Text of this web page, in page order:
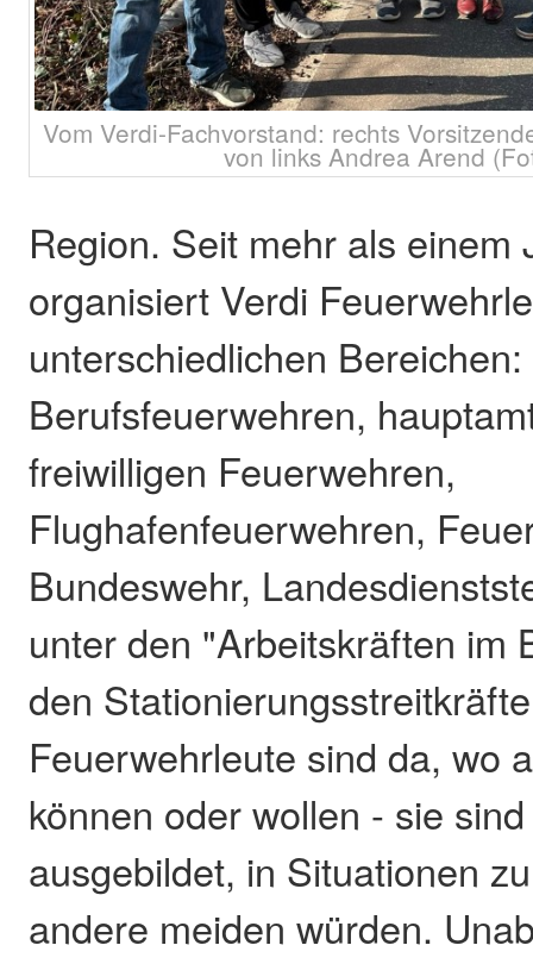
Vom Verdi-Fachvorstand: rechts
von links Andrea Arend
Region. Seit mehr als einem
organisiert Verdi
unterschiedlichen Bereichen:
Berufsfeuerwehren,
freiwilligen Feuerwehren,
Flughafenfeuerwehren,
Bundeswehr,
unter den "Arbeitskräften im
den
Feuerwehrleute sind da, wo
können oder wollen - sie
ausgebildet, in Situationen
andere meiden würden.